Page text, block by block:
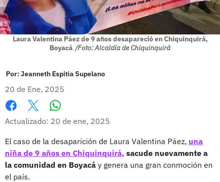
Laura Valentina Páez de 9 años desapareció en Chiquinquirá,
Boyacá /Foto: Alcaldía de Chiquinquirá
Por:Jeanneth Espitia Supelano
20 de Ene, 2025
Facebook
X
Actualizado: 20 de ene, 2025
El caso de la desaparición de Laura Valentina Páez, una
niña de 9 años en Chiquinquirá, sacude nuevamente a
la comunidad en Boyacá y genera una gran conmoción en
el país.